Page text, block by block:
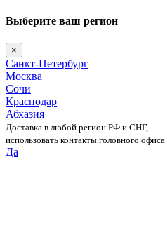
Выберите ваш регион
×
Санкт-Петербург
Москва
Сочи
Краснодар
Абхазия
Доставка в любой регион РФ и СНГ,
использовать контакты головного офиса
Да